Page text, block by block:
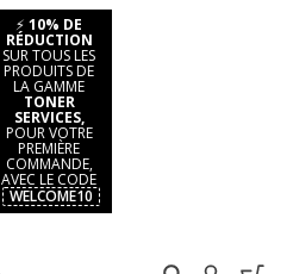
⚡ 10% DE
RÉDUCTION
SUR TOUS LES
PRODUITS DE
LA GAMME
TONER
SERVICES,
POUR VOTRE
PREMIÈRE
COMMANDE,
AVEC LE CODE
WELCOME10